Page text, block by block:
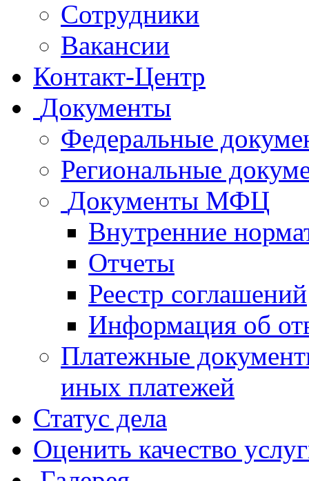
Сотрудники
Вакансии
Контакт-Центр
Документы
Федеральные
Региональные
Документы МФЦ
Внутренние
Отчеты
Реестр соглашений
Информация об
Платежные
иных платежей
Статус дела
Оценить качество